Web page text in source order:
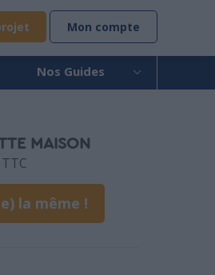
Mon compte
Nos Guides
MAISON
la même !